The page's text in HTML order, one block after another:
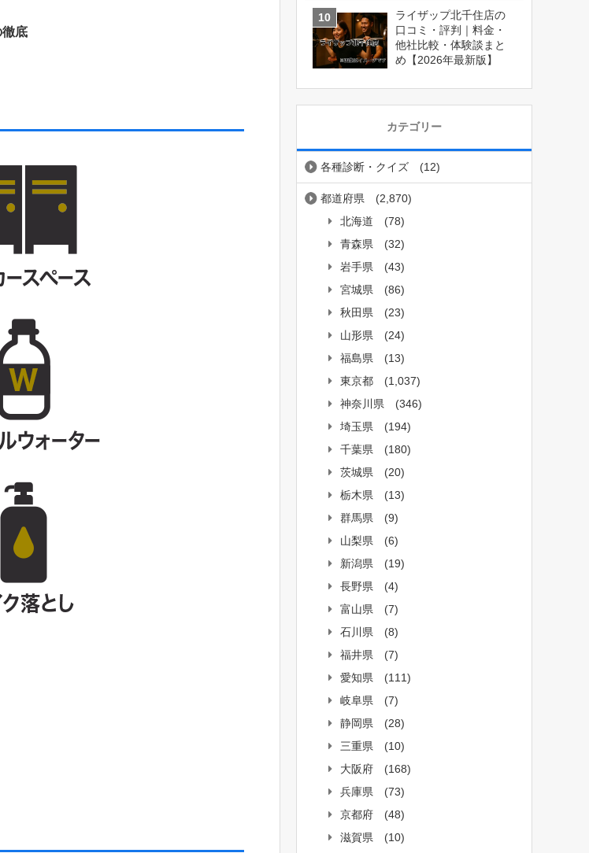
徹底
ライザップ北千住店の
口コミ・評判｜料金・
他社比較・体験談まと
め【2026年最新版】
カテゴリー
各種診断・クイズ (12)
都道府県
(2,870)
北海道
(78)
青森県
(32)
岩手県
(43)
宮城県
(86)
秋田県
(23)
山形県
(24)
福島県
(13)
東京都
(1,037)
神奈川県
(346)
埼玉県
(194)
千葉県
(180)
茨城県
(20)
栃木県
(13)
群馬県
(9)
山梨県
(6)
新潟県
(19)
長野県
(4)
富山県
(7)
石川県
(8)
福井県
(7)
愛知県
(111)
岐阜県
(7)
静岡県
(28)
三重県
(10)
大阪府
(168)
兵庫県
(73)
京都府
(48)
滋賀県
(10)